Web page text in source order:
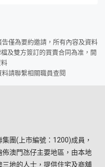
僅為要約邀請，所有內容及資料
及雙方簽訂的買賣合同為准，開
請聯繫相關職員查閱
團(上市編號：1200)成員，
澳門氹仔主要地區，由本地
地的人士，提供住宅及商舖